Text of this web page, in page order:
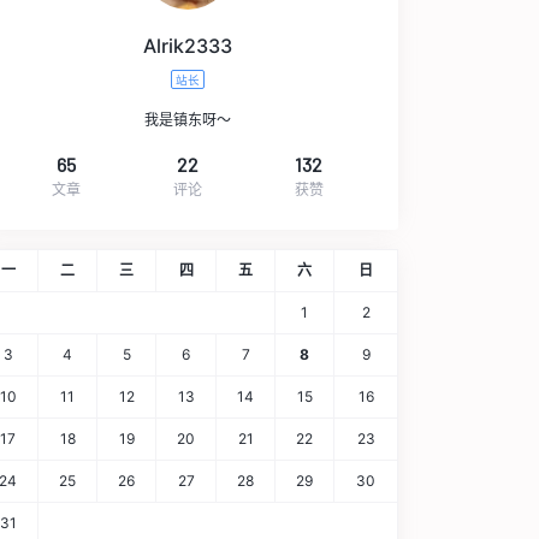
Alrik2333
站长
我是镇东呀～
65
文章
22
评论
132
获赞
一 二 三 四 五 六 日
1 2
3 4 5 6 7 8 9
10 11 12 13 14 15 16
17 18 19 20 21 22 23
24 25 26 27 28 29 30
31